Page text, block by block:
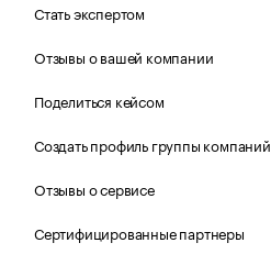
Стать экспертом
Отзывы о вашей компании
Поделиться кейсом
Создать профиль группы компаний
Отзывы о сервисе
Сертифицированные партнеры